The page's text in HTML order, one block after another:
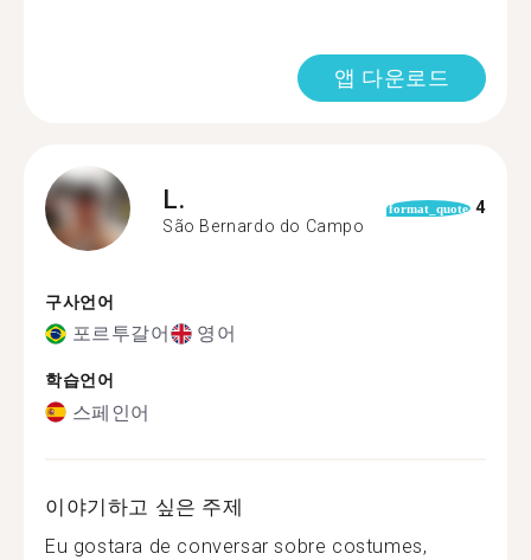
앱 다운로드
L.
São Bernardo do Campo
format_quote 4
구사언어
포르투갈어 영어
학습언어
스페인어
이야기하고 싶은 주제
Eu gostara de conversar sobre costumes,